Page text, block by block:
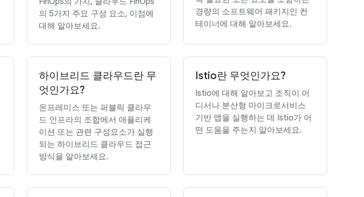
의 5가지 주요 구성 요소, 이점에
대해 알아보세요.
경량의 소프트웨어 패키지인 컨
테이너에 대해 알아보세요.
하이브리드 클라우드란 무
엇인가요?
온프레미스 또는 퍼블릭 클라우
드 인프라의 조합에서 애플리케
이션 또는 관련 구성요소가 실행
되는 하이브리드 클라우드 접근
방식을 알아보세요.
Istio란 무엇인가요?
Istio에 대해 알아보고 조직이 어
디서나 분산형 마이크로서비스
기반 앱을 실행하는 데 Istio가 어
떤 도움을 주는지 알아보세요.